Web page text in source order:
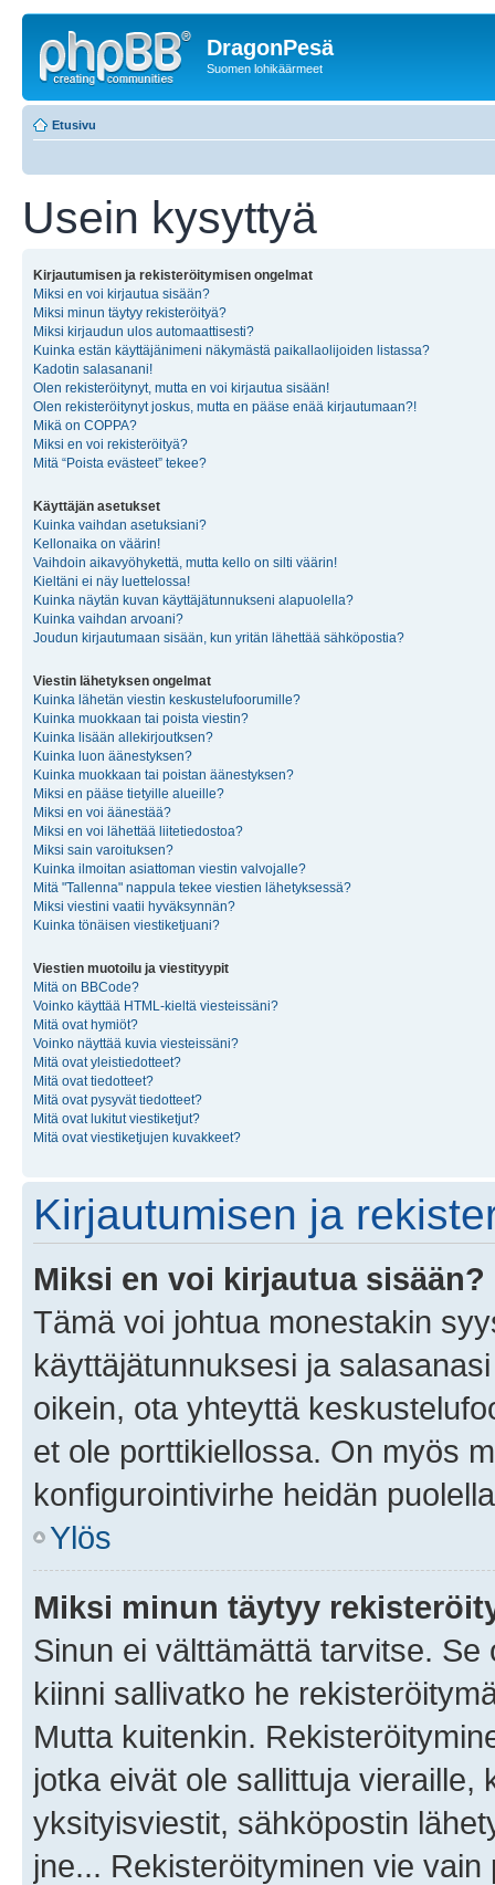
DragonPesä
Suomen lohikäärmeet
Etusivu
Usein kysyttyä
Kirjautumisen ja rekisteröitymisen ongelmat
Miksi en voi kirjautua sisään?
Miksi minun täytyy rekisteröityä?
Miksi kirjaudun ulos automaattisesti?
Kuinka estän käyttäjänimeni näkymästä paikallaolijoiden listassa?
Kadotin salasanani!
Olen rekisteröitynyt, mutta en voi kirjautua sisään!
Olen rekisteröitynyt joskus, mutta en pääse enää kirjautumaan?!
Mikä on COPPA?
Miksi en voi rekisteröityä?
Mitä “Poista evästeet” tekee?
Käyttäjän asetukset
Kuinka vaihdan asetuksiani?
Kellonaika on väärin!
Vaihdoin aikavyöhykettä, mutta kello on silti väärin!
Kieltäni ei näy luettelossa!
Kuinka näytän kuvan käyttäjätunnukseni alapuolella?
Kuinka vaihdan arvoani?
Joudun kirjautumaan sisään, kun yritän lähettää sähköpostia?
Viestin lähetyksen ongelmat
Kuinka lähetän viestin keskustelufoorumille?
Kuinka muokkaan tai poista viestin?
Kuinka lisään allekirjoutksen?
Kuinka luon äänestyksen?
Kuinka muokkaan tai poistan äänestyksen?
Miksi en pääse tietyille alueille?
Miksi en voi äänestää?
Miksi en voi lähettää liitetiedostoa?
Miksi sain varoituksen?
Kuinka ilmoitan asiattoman viestin valvojalle?
Mitä "Tallenna" nappula tekee viestien lähetyksessä?
Miksi viestini vaatii hyväksynnän?
Kuinka tönäisen viestiketjuani?
Viestien muotoilu ja viestityypit
Mitä on BBCode?
Voinko käyttää HTML-kieltä viesteissäni?
Mitä ovat hymiöt?
Voinko näyttää kuvia viesteissäni?
Mitä ovat yleistiedotteet?
Mitä ovat tiedotteet?
Mitä ovat pysyvät tiedotteet?
Mitä ovat lukitut viestiketjut?
Mitä ovat viestiketjujen kuvakkeet?
Kirjautumisen ja
Miksi en voi kirjautua sisään?
Tämä voi johtua monestakin
käyttäjätunnuksesi ja
oikein, ota yhteyttä
et ole porttikiellossa. On myös
konfigurointivirhe heidän
Ylös
Miksi minun täytyy
Sinun ei välttämättä tarvitse.
kiinni sallivatko he
Mutta kuitenkin.
jotka eivät ole sallittuja vieraille,
yksityisviestit, sähköpostin
jne... Rekisteröityminen vie